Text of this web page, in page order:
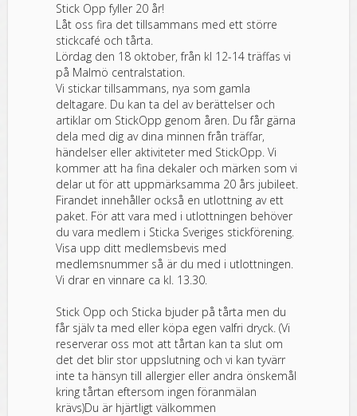
Stick Opp fyller 20 år!
Låt oss fira det tillsammans med ett större
stickcafé och tårta.
Lördag den 18 oktober, från kl 12-14 träffas vi
på Malmö centralstation.
Vi stickar tillsammans, nya som gamla
deltagare. Du kan ta del av berättelser och
artiklar om StickOpp genom åren. Du får gärna
dela med dig av dina minnen från träffar,
händelser eller aktiviteter med StickOpp. Vi
kommer att ha fina dekaler och märken som vi
delar ut för att uppmärksamma 20 års jubileet.
Firandet innehåller också en utlottning av ett
paket. För att vara med i utlottningen behöver
du vara medlem i Sticka Sveriges stickförening.
Visa upp ditt medlemsbevis med
medlemsnummer så är du med i utlottningen.
Vi drar en vinnare ca kl. 13.30.
Stick Opp och Sticka bjuder på tårta men du
får själv ta med eller köpa egen valfri dryck. (Vi
reserverar oss mot att tårtan kan ta slut om
det det blir stor uppslutning och vi kan tyvärr
inte ta hänsyn till allergier eller andra önskemål
kring tårtan eftersom ingen föranmälan
krävs)Du är hjärtligt välkommen